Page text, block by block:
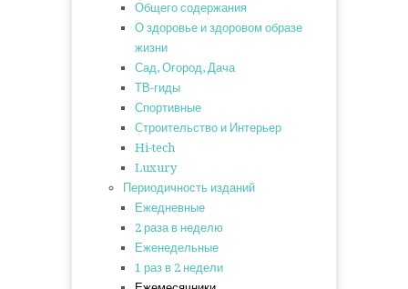
Общего содержания
О здоровье и здоровом образе
жизни
Сад, Огород, Дача
ТВ-гиды
Спортивные
Строительство и Интерьер
Hi-tech
Luxury
Периодичность изданий
Ежедневные
2 раза в неделю
Еженедельные
1 раз в 2 недели